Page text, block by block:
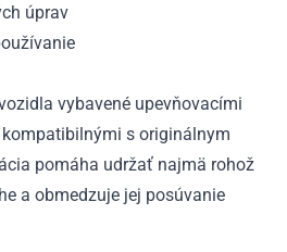
úprav
vybavené upevňovacími
s originálnym
pomáha udržať najmä rohož
a obmedzuje jej posúvanie